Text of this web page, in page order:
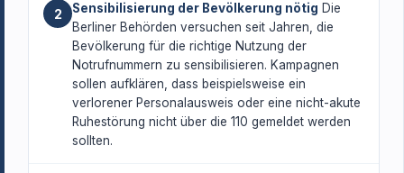
2 Sensibilisierung der Bevölkerung nötig Die
Berliner Behörden versuchen seit Jahren, die
Bevölkerung für die richtige Nutzung der
Notrufnummern zu sensibilisieren. Kampagnen
sollen aufklären, dass beispielsweise ein
verlorener Personalausweis oder eine nicht-akute
Ruhestörung nicht über die 110 gemeldet werden
sollten.